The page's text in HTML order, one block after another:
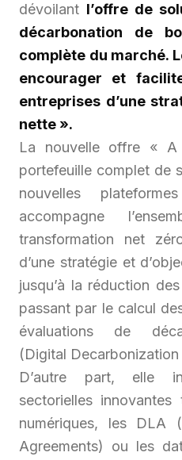
dévoilant l’offre de
décarbonation de
complète du marché.
encourager et
entreprises d’une
nette ».
La nouvelle offre « A
portefeuille complet de
nouvelles
accompagne
transformation net
d’une stratégie et
jusqu’à la réduction
passant par le calcul
évaluations de
(Digital
D’autre part, elle
sectorielles
numériques, les DLA
Agreements) ou les